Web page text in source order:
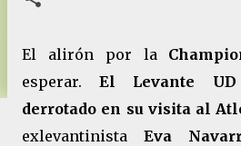
El alirón por la
esperar.El Levante
derrotado en su visita al
exlevantinista Eva